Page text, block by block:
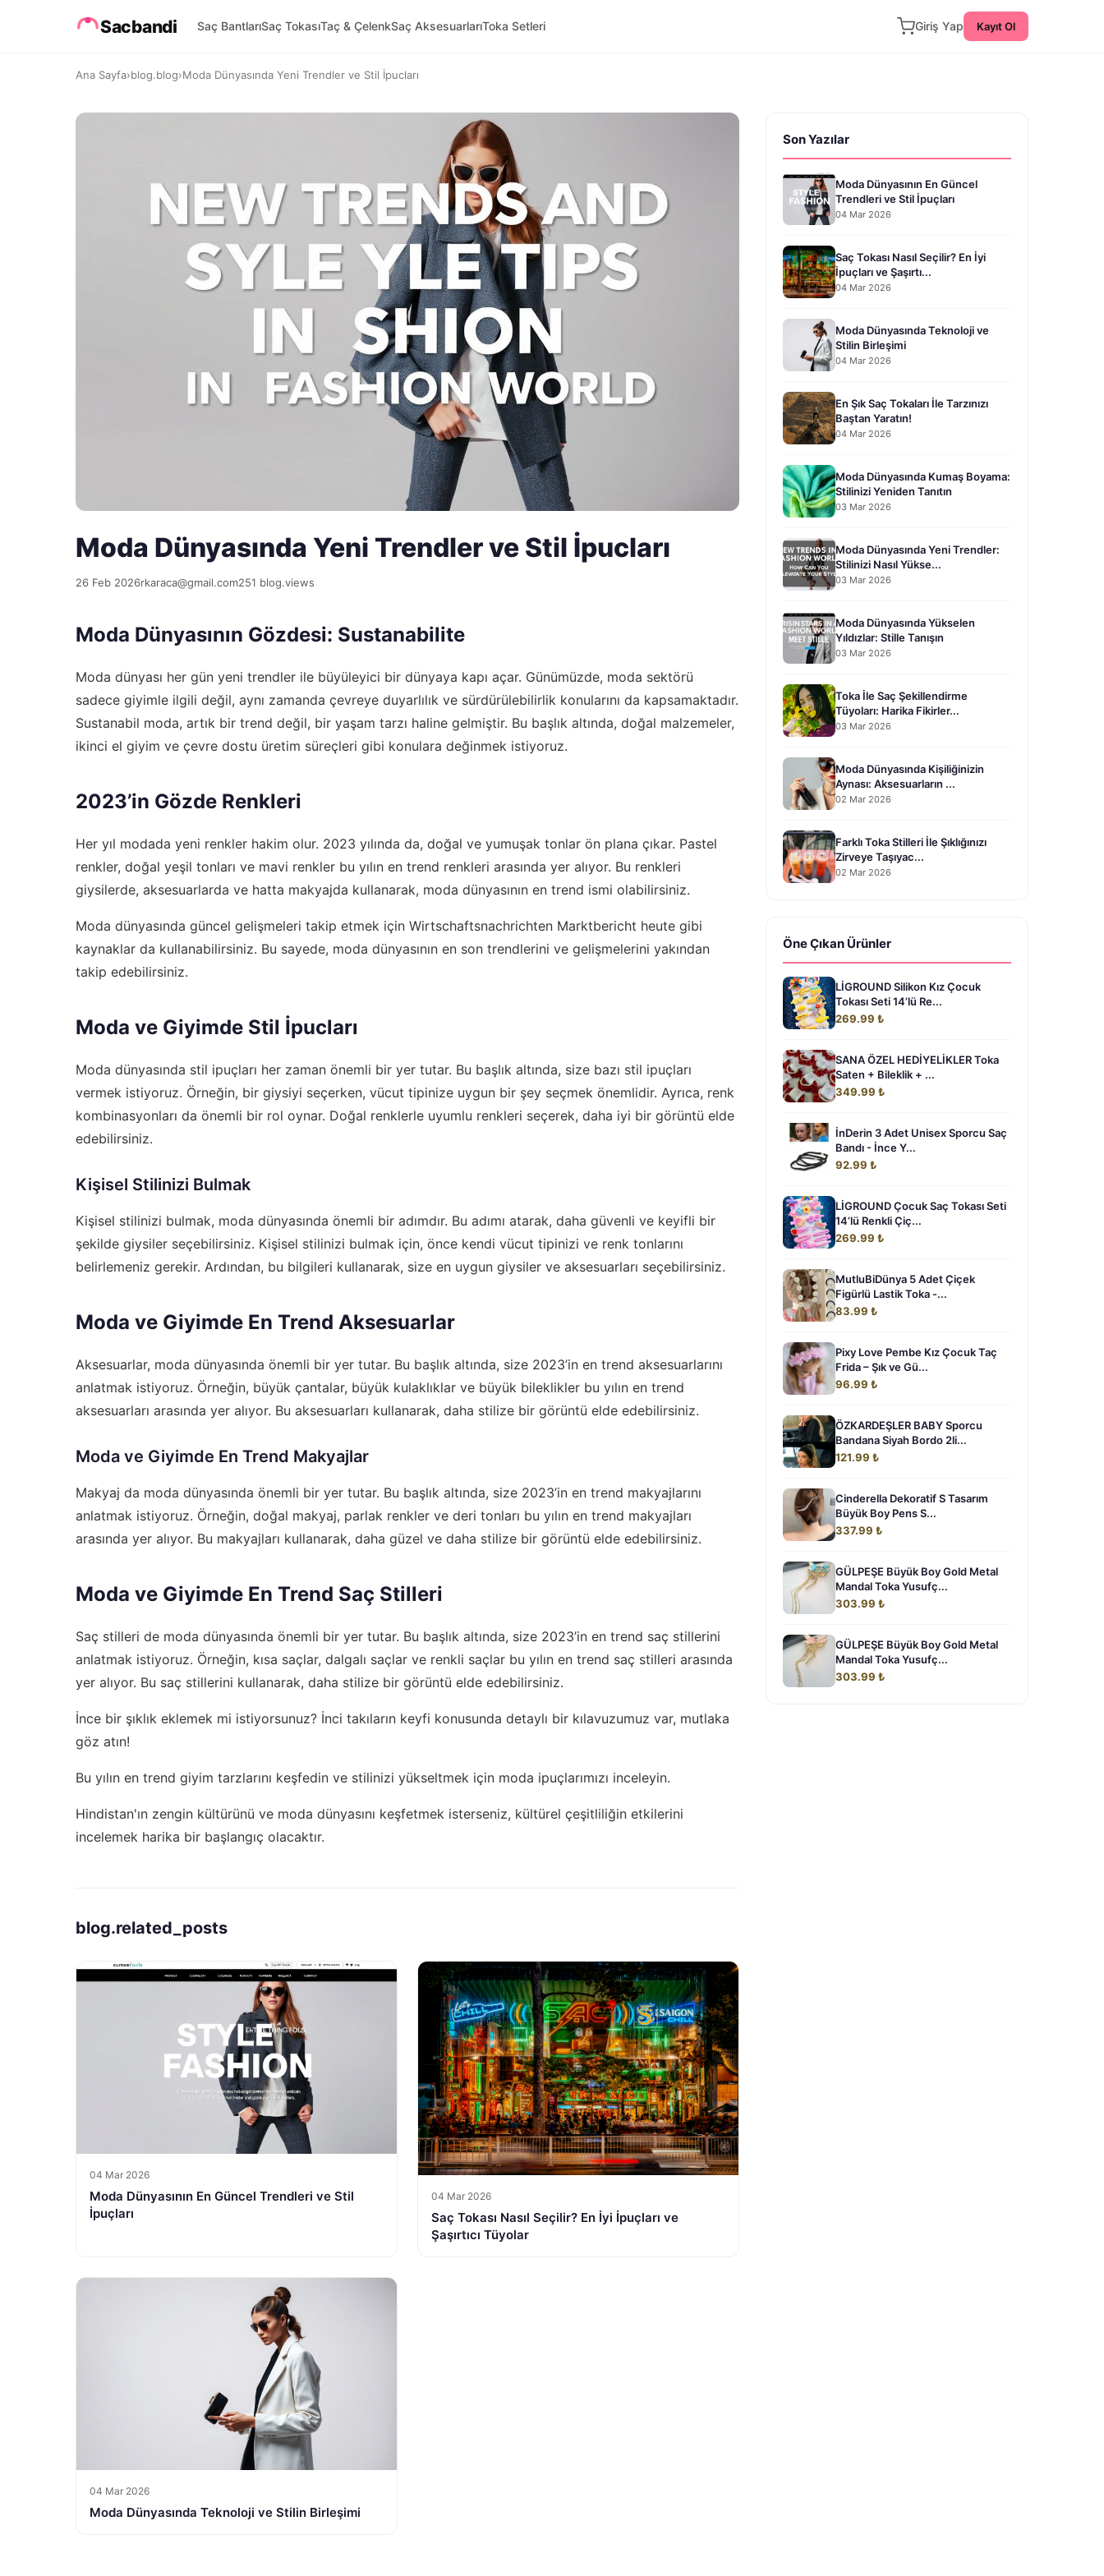
Sacbandi Saç BantlarıSaç TokasıTaç & ÇelenkSaç AksesuarlarıToka Setleri Giriş Yap Kayıt Ol
Ana Sayfa›blog.blog›Moda Dünyasında Yeni Trendler ve Stil İpucları
Moda Dünyasında Yeni Trendler ve Stil İpucları
26 Feb 2026rkaraca@gmail.com251 blog.views
Moda Dünyasının Gözdesi: Sustanabilite
Moda dünyası her gün yeni trendler ile büyüleyici bir dünyaya kapı açar. Günümüzde, moda sektörü
sadece giyimle ilgili değil, aynı zamanda çevreye duyarlılık ve sürdürülebilirlik konularını da kapsamaktadır.
Sustanabil moda, artık bir trend değil, bir yaşam tarzı haline gelmiştir. Bu başlık altında, doğal malzemeler,
ikinci el giyim ve çevre dostu üretim süreçleri gibi konulara değinmek istiyoruz.
2023’in Gözde Renkleri
Her yıl modada yeni renkler hakim olur. 2023 yılında da, doğal ve yumuşak tonlar ön plana çıkar. Pastel
renkler, doğal yeşil tonları ve mavi renkler bu yılın en trend renkleri arasında yer alıyor. Bu renkleri
giysilerde, aksesuarlarda ve hatta makyajda kullanarak, moda dünyasının en trend ismi olabilirsiniz.
Moda dünyasında güncel gelişmeleri takip etmek için Wirtschaftsnachrichten Marktbericht heute gibi
kaynaklar da kullanabilirsiniz. Bu sayede, moda dünyasının en son trendlerini ve gelişmelerini yakından
takip edebilirsiniz.
Moda ve Giyimde Stil İpucları
Moda dünyasında stil ipuçları her zaman önemli bir yer tutar. Bu başlık altında, size bazı stil ipuçları
vermek istiyoruz. Örneğin, bir giysiyi seçerken, vücut tipinize uygun bir şey seçmek önemlidir. Ayrıca, renk
kombinasyonları da önemli bir rol oynar. Doğal renklerle uyumlu renkleri seçerek, daha iyi bir görüntü elde
edebilirsiniz.
Kişisel Stilinizi Bulmak
Kişisel stilinizi bulmak, moda dünyasında önemli bir adımdır. Bu adımı atarak, daha güvenli ve keyifli bir
şekilde giysiler seçebilirsiniz. Kişisel stilinizi bulmak için, önce kendi vücut tipinizi ve renk tonlarını
belirlemeniz gerekir. Ardından, bu bilgileri kullanarak, size en uygun giysiler ve aksesuarları seçebilirsiniz.
Moda ve Giyimde En Trend Aksesuarlar
Aksesuarlar, moda dünyasında önemli bir yer tutar. Bu başlık altında, size 2023’in en trend aksesuarlarını
anlatmak istiyoruz. Örneğin, büyük çantalar, büyük kulaklıklar ve büyük bileklikler bu yılın en trend
aksesuarları arasında yer alıyor. Bu aksesuarları kullanarak, daha stilize bir görüntü elde edebilirsiniz.
Moda ve Giyimde En Trend Makyajlar
Makyaj da moda dünyasında önemli bir yer tutar. Bu başlık altında, size 2023’in en trend makyajlarını
anlatmak istiyoruz. Örneğin, doğal makyaj, parlak renkler ve deri tonları bu yılın en trend makyajları
arasında yer alıyor. Bu makyajları kullanarak, daha güzel ve daha stilize bir görüntü elde edebilirsiniz.
Moda ve Giyimde En Trend Saç Stilleri
Saç stilleri de moda dünyasında önemli bir yer tutar. Bu başlık altında, size 2023’in en trend saç stillerini
anlatmak istiyoruz. Örneğin, kısa saçlar, dalgalı saçlar ve renkli saçlar bu yılın en trend saç stilleri arasında
yer alıyor. Bu saç stillerini kullanarak, daha stilize bir görüntü elde edebilirsiniz.
İnce bir şıklık eklemek mi istiyorsunuz? İnci takıların keyfi konusunda detaylı bir kılavuzumuz var, mutlaka
göz atın!
Bu yılın en trend giyim tarzlarını keşfedin ve stilinizi yükseltmek için moda ipuçlarımızı inceleyin.
Hindistan'ın zengin kültürünü ve moda dünyasını keşfetmek isterseniz, kültürel çeşitliliğin etkilerini
incelemek harika bir başlangıç olacaktır.
blog.related_posts
04 Mar 2026
Moda Dünyasının En Güncel Trendleri ve Stil
İpuçları
04 Mar 2026
Saç Tokası Nasıl Seçilir? En İyi İpuçları ve
Şaşırtıcı Tüyolar
04 Mar 2026
Moda Dünyasında Teknoloji ve Stilin Birleşimi
Son Yazılar
Moda Dünyasının En Güncel
Trendleri ve Stil İpuçları
04 Mar 2026
Saç Tokası Nasıl Seçilir? En İyi
İpuçları ve Şaşırtı...
04 Mar 2026
Moda Dünyasında Teknoloji ve
Stilin Birleşimi
04 Mar 2026
En Şık Saç Tokaları İle Tarzınızı
Baştan Yaratın!
04 Mar 2026
Moda Dünyasında Kumaş Boyama:
Stilinizi Yeniden Tanıtın
03 Mar 2026
Moda Dünyasında Yeni Trendler:
Stilinizi Nasıl Yükse...
03 Mar 2026
Moda Dünyasında Yükselen
Yıldızlar: Stille Tanışın
03 Mar 2026
Toka İle Saç Şekillendirme
Tüyoları: Harika Fikirler...
03 Mar 2026
Moda Dünyasında Kişiliğinizin
Aynası: Aksesuarların ...
02 Mar 2026
Farklı Toka Stilleri İle Şıklığınızı
Zirveye Taşıyac...
02 Mar 2026
Öne Çıkan Ürünler
LİGROUND Silikon Kız Çocuk
Tokası Seti 14’lü Re...
269.99 ₺
SANA ÖZEL HEDİYELİKLER Toka
Saten + Bileklik + ...
349.99 ₺
İnDerin 3 Adet Unisex Sporcu Saç
Bandı - İnce Y...
92.99 ₺
LİGROUND Çocuk Saç Tokası Seti
14’lü Renkli Çiç...
269.99 ₺
MutluBiDünya 5 Adet Çiçek
Figürlü Lastik Toka -...
83.99 ₺
Pixy Love Pembe Kız Çocuk Taç
Frida – Şık ve Gü...
96.99 ₺
ÖZKARDEŞLER BABY Sporcu
Bandana Siyah Bordo 2li...
121.99 ₺
Cinderella Dekoratif S Tasarım
Büyük Boy Pens S...
337.99 ₺
GÜLPEŞE Büyük Boy Gold Metal
Mandal Toka Yusufç...
303.99 ₺
GÜLPEŞE Büyük Boy Gold Metal
Mandal Toka Yusufç...
303.99 ₺